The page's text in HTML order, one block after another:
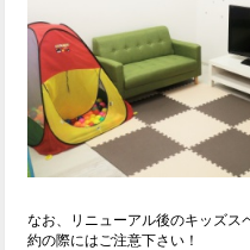
なお、リニューアル後のキッズス
約の際にはご注意下さい！